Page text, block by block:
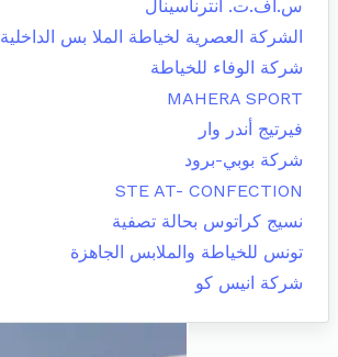
س.اف.ت. انترناسينال
الشركة العصرية لخياطة الملا بس الداخلية
شركة الوفاء للخياطة
MAHERA SPORT
فيرتيج أندر وار
شركة بوبي-برود
STE AT- CONFECTION
نسيج كراتوس بحالة تصفية
تونس للخياطة والملابس الجاهزة
شركة انيس كو